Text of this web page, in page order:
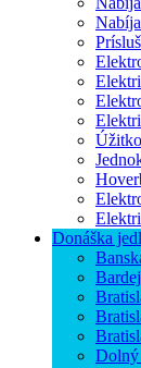
Donáška